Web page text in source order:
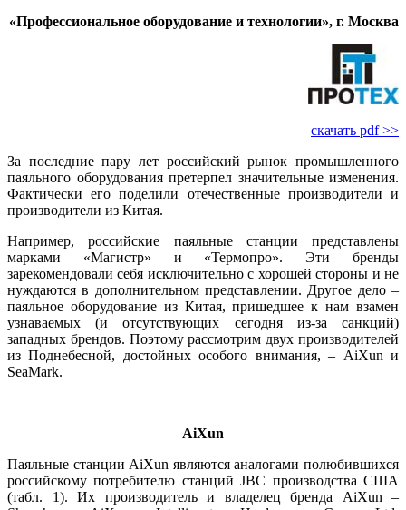
«Профессиональное оборудование и технологии», г. Москва
скачать pdf >>
За последние пару лет российский рынок промышленного
паяльного оборудования претерпел значительные изменения.
Фактически его поделили отечественные производители и
производители из Китая.
Например, российские паяльные станции представлены
марками «Магистр» и «Термопро». Эти бренды
зарекомендовали се­бя исключительно с хорошей стороны и не
нуждаются в дополнительном представлении. Другое де­ло –
паяльное оборудование из Китая, пришедшее к нам взамен
узнаваемых (и отсутствующих сегодня из-за санкций)
западных брендов. Поэтому рассмотрим двух производителей
из Поднебесной, достойных особого внимания, – AiXun и
SeaMark.
AiXun
Паяльные станции AiXun являются аналогами полюбившихся
российскому потребителю станций JBC производства США
(табл. 1). Их производитель и владелец бренда AiXun –